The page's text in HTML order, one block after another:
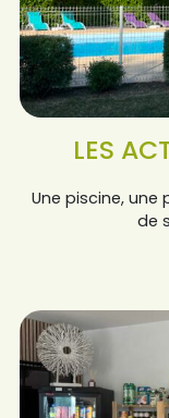
LES
Une piscine,
de